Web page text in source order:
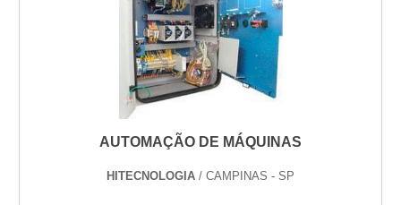
AUTOMAÇÃO DE MÁQUINAS
HITECNOLOGIA / CAMPINAS - SP